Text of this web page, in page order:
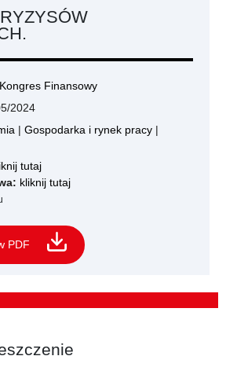
Finansowy
2024
| Gospodarka i rynek pracy |
tutaj
kliknij tutaj
PDF